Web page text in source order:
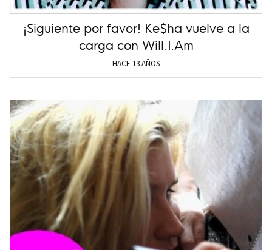
¡Siguiente por favor! Ke$ha vuelve a la
carga con Will.I.Am
HACE 13 AÑOS